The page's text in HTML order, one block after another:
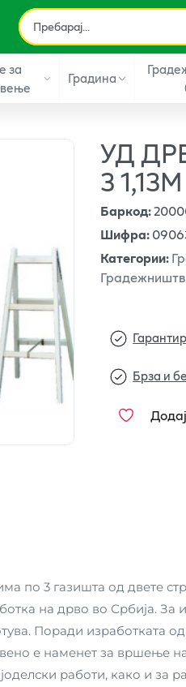
за
Градина
УД
3 1,13М
Баркод:
Шифра:
Категории:
Брза и
по 3 газишта од двете
на дрво во Србија.
Поради изработката
е наменет за вршење
работи, како и